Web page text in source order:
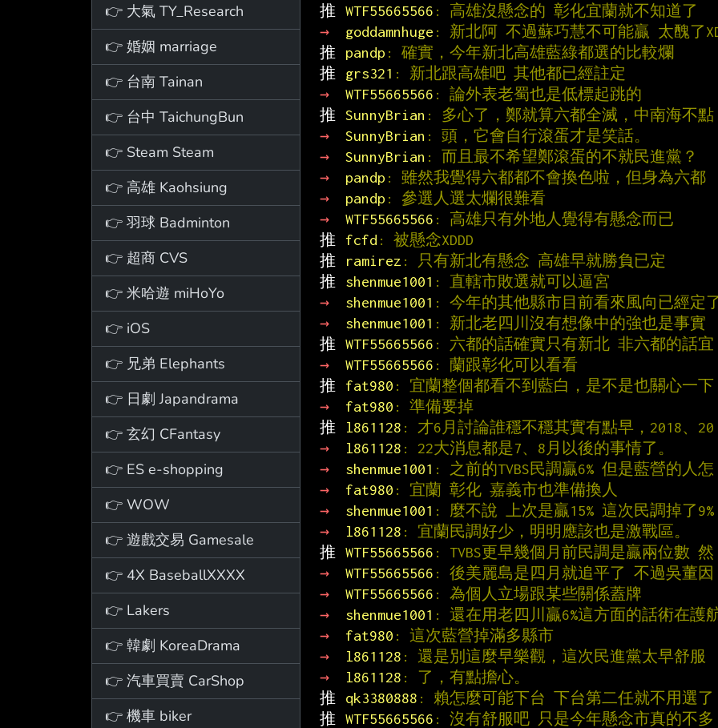
👉 大氣 TY_Research
👉 婚姻 marriage
👉 台南 Tainan
👉 台中 TaichungBun
👉 Steam Steam
👉 高雄 Kaohsiung
👉 羽球 Badminton
👉 超商 CVS
👉 米哈遊 miHoYo
👉 iOS
👉 兄弟 Elephants
👉 日劇 Japandrama
👉 玄幻 CFantasy
👉 ES e-shopping
👉 WOW
👉 遊戲交易 Gamesale
👉 4X BaseballXXXX
👉 Lakers
👉 韓劇 KoreaDrama
👉 汽車買賣 CarShop
👉 機車 biker
推 WTF55665566 : 高雄沒懸念的 彰化宜蘭就不知道了
→
goddamnhuge : 新北阿 不過蘇巧慧不可能贏 太醜了
推
pandp : 確實，今年新北高雄藍綠都選的比較爛
推
grs321 : 新北跟高雄吧 其他都已經註定
→
WTF55665566 : 論外表老蜀也是低標起跳的
推 SunnyBrian : 多心了，鄭就算六都全滅，中南海不點
→
SunnyBrian : 頭，它會自行滾蛋才是笑話。
→
SunnyBrian : 而且最不希望鄭滾蛋的不就民進黨？
→
pandp : 雖然我覺得六都都不會換色啦，但身為六都
→
pandp : 參選人選太爛很難看
→
WTF55665566 : 高雄只有外地人覺得有懸念而已
推
fcfd : 被懸念XDDD
推
ramirez : 只有新北有懸念 高雄早就勝負已定
推
shenmue1001 : 直轄市敗選就可以逼宮
→
shenmue1001 : 今年的其他縣市目前看來風向已經定
→
shenmue1001 : 新北老四川沒有想像中的強也是事實
推 WTF55665566 : 六都的話確實只有新北 非六都的話宜
→
WTF55665566 : 蘭跟彰化可以看看
推
fat980 : 宜蘭整個都看不到藍白，是不是也關心一下
→
fat980 : 準備要掉
推
l861128 : 才6月討論誰穩不穩其實有點早，2018、20
→
l861128 : 22大消息都是7、8月以後的事情了。
→
shenmue1001 : 之前的TVBS民調贏6% 但是藍營的人怎
→
fat980 : 宜蘭 彰化 嘉義市也準備換人
→
shenmue1001 : 麼不說 上次是贏15% 這次民調掉了9%
→
l861128 : 宜蘭民調好少，明明應該也是激戰區。
推 WTF55665566 : TVBS更早幾個月前民調是贏兩位數 然
→
WTF55665566 : 後美麗島是四月就追平了 不過吳董因
→
WTF55665566 : 為個人立場跟某些關係蓋牌
→
shenmue1001 : 還在用老四川贏6%這方面的話術在護
→
fat980 : 這次藍營掉滿多縣市
→
l861128 : 還是別這麼早樂觀，這次民進黨太早舒服
→
l861128 : 了，有點擔心。
推
qk3380888 : 賴怎麼可能下台 下台第二任就不用選了
推 WTF55665566 : 沒有舒服吧 只是今年懸念市真的不多